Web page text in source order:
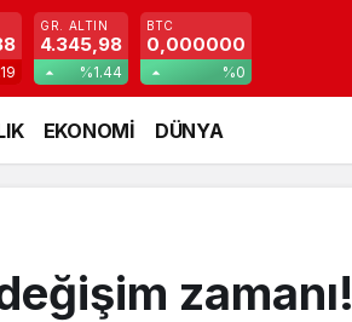
GR. ALTIN
4.345,98
%1.44
BTC
0,000000
%0
EKONOMİ DÜNYA
zamanı!